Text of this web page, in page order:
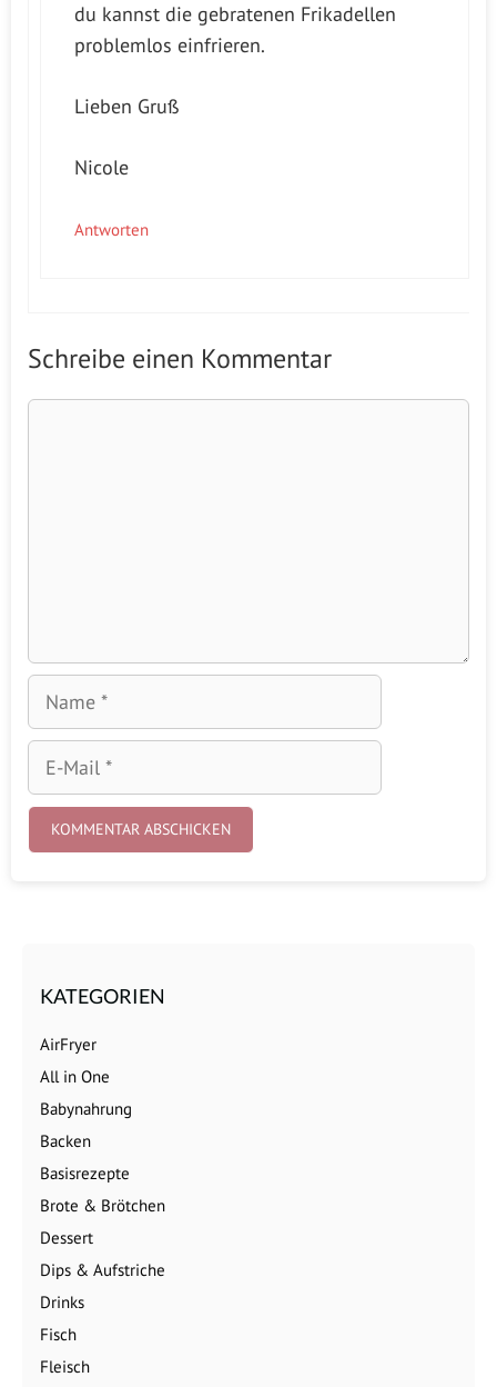
du kannst die gebratenen Frikadellen
problemlos einfrieren.
Lieben Gruß
Nicole
Antworten
Schreibe einen Kommentar
Name
Mail
KATEGORIEN
AirFryer
All in One
Babynahrung
Backen
Basisrezepte
Brote & Brötchen
Dessert
Dips & Aufstriche
Drinks
Fisch
Fleisch